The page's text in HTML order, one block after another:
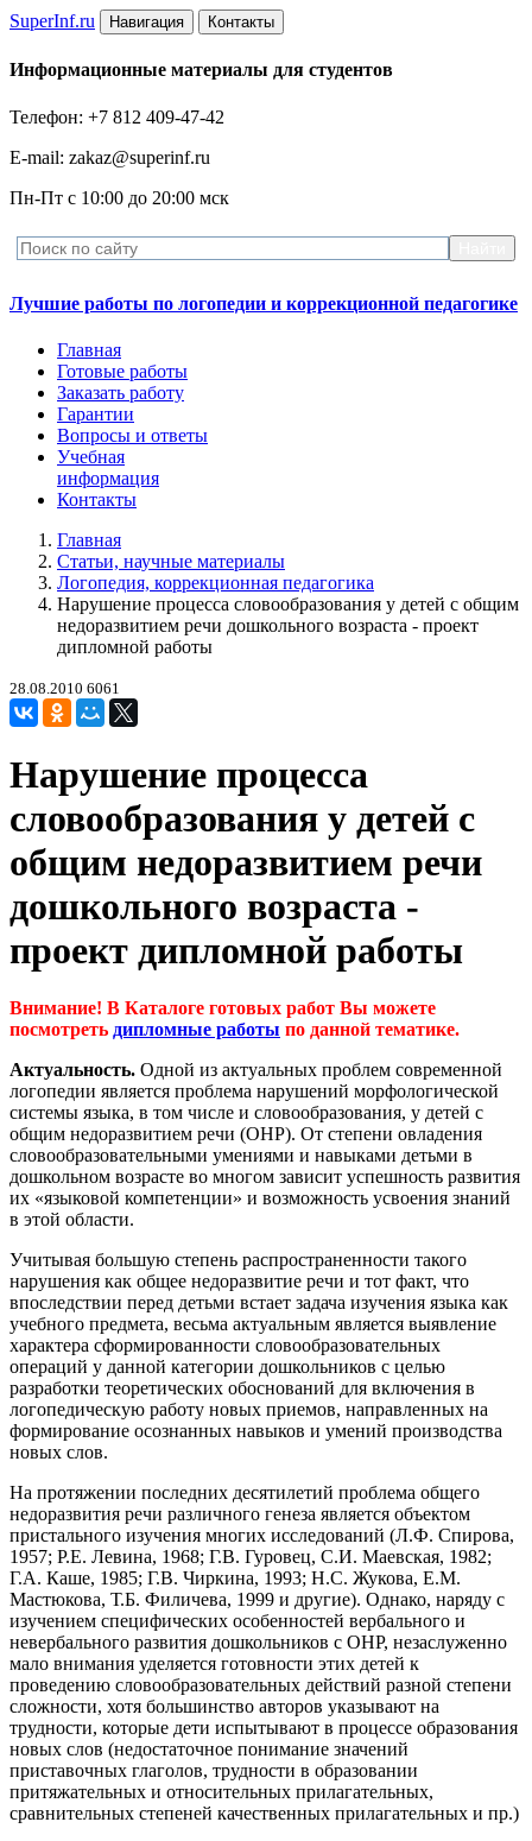
SuperInf.ru Навигация Контакты
Информационные материалы для студентов
Телефон: +7 812 409-47-42
E-mail: zakaz@superinf.ru
Пн-Пт с 10:00 до 20:00 мск
Лучшие работы по логопедии и коррекционной педагогике
Главная
Готовые работы
Заказать работу
Гарантии
Вопросы и ответы
Учебная
информация
Контакты
Главная
Статьи, научные материалы
Логопедия, коррекционная педагогика
Нарушение процесса словообразования у детей с общим
недоразвитием речи дошкольного возраста - проект
дипломной работы
28.08.2010 6061
Нарушение процесса
словообразования у детей с
общим недоразвитием речи
дошкольного возраста -
проект дипломной работы
Внимание! В Каталоге готовых работ Вы можете
посмотреть дипломные работы по данной тематике.
Актуальность. Одной из актуальных проблем современной
логопедии является проблема нарушений морфологической
системы языка, в том числе и словообразования, у детей с
общим недоразвитием речи (ОНР). От степени овладения
словообразовательными умениями и навыками детьми в
дошкольном возрасте во многом зависит успешность развития
их «языковой компетенции» и возможность усвоения знаний
в этой области.
Учитывая большую степень распространенности такого
нарушения как общее недоразвитие речи и тот факт, что
впоследствии перед детьми встает задача изучения языка как
учебного предмета, весьма актуальным является выявление
характера сформированности словообразовательных
операций у данной категории дошкольников с целью
разработки теоретических обоснований для включения в
логопедическую работу новых приемов, направленных на
формирование осознанных навыков и умений производства
новых слов.
На протяжении последних десятилетий проблема общего
недоразвития речи различного генеза является объектом
пристального изучения многих исследований (Л.Ф. Спирова,
1957; Р.Е. Левина, 1968; Г.В. Гуровец, С.И. Маевская, 1982;
Г.А. Каше, 1985; Г.В. Чиркина, 1993; Н.С. Жукова, Е.М.
Мастюкова, Т.Б. Филичева, 1999 и другие). Однако, наряду с
изучением специфических особенностей вербального и
невербального развития дошкольников с ОНР, незаслуженно
мало внимания уделяется готовности этих детей к
проведению словообразовательных действий разной степени
сложности, хотя большинство авторов указывают на
трудности, которые дети испытывают в процессе образования
новых слов (недостаточное понимание значений
приставочных глаголов, трудности в образовании
притяжательных и относительных прилагательных,
сравнительных степеней качественных прилагательных и пр.)